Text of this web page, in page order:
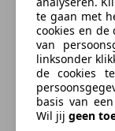
Middenbok
Zeer
Prijs: 34.950,-
incl service beurt
3 maanden
typefouten
Zakelijk
Bereken uw
Nu zakelijk
te gaan met
cookies en de
van
linksonder
de cookies
basis van
Wil jij geen